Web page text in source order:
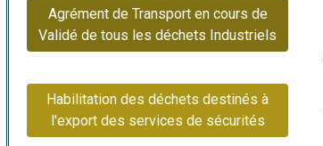
Agrément de Transport en cours de
Validé de tous les déchets Industriels
Habilitation des déchets destinés à
l'export des services de sécurités